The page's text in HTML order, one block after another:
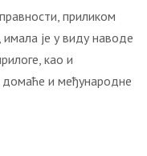
приликом
је у виду наводе
као и
домаће и међународне